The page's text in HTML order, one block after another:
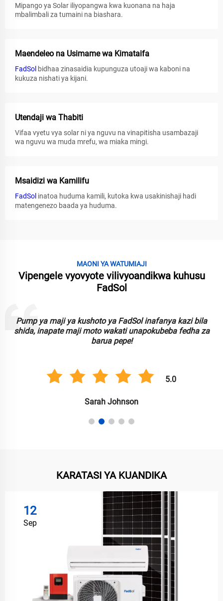
Mipango ya Solar iliyopangwa kwa kuonana na haja
mbalimbali za tumaini na biashara.
Maendeleo na Usimame wa Kimataifa
FadSol bidhaa zinasaidia kupunguza utoaji wa kaboni na
kukuza nishati ya kijani.
Utendaji wa Thabiti
Vifaa vyetu vya solar ni ya nguvu na vinapitisha usambazaji
wa nguvu wa muda mrefu, wa miaka mingi.
Msaidizi wa Kamilifu
FadSol inatoa huduma kamili, kutoka kwa usakinishaji hadi
matengenezo baada ya huduma.
MAONI YA WATUMIAJI
Vipengele vyovyote vilivyoandikwa kuhusu
FadSol
Pump ya maji ya kushoto ya FadSol inafanya kazi bila
shida, inapate maji moto wakati unapokubeba fedha za
barua pepe!
5.0
Sarah Johnson
KARATASI YA KUANDIKA
12
Sep